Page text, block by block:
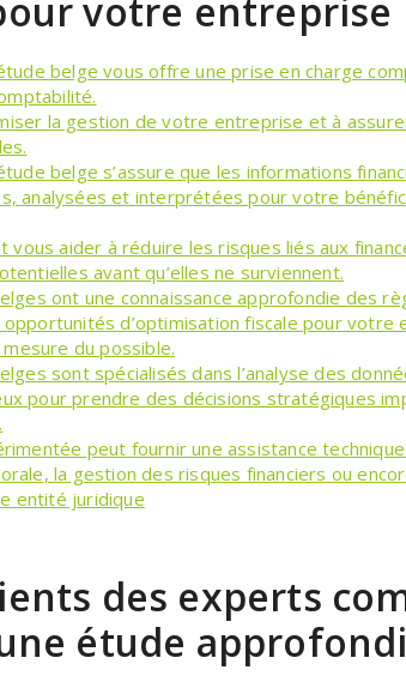
votre entreprise
belge vous offre une prise en charge
la gestion de votre entreprise et à
belge s’assure que les informations
analysées et interprétées pour votre
vous aider à réduire les risques liés aux
avant qu’elles ne surviennent.
ont une connaissance approfondie des
d’optimisation fiscale pour votre
du possible.
sont spécialisés dans l’analyse des
pour prendre des décisions stratégiques
peut fournir une assistance
la gestion des risques financiers ou
entité juridique
des experts
étude